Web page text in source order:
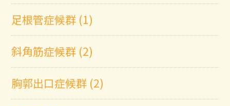
足根管症候群 (1)
斜角筋症候群 (2)
胸郭出口症候群 (2)